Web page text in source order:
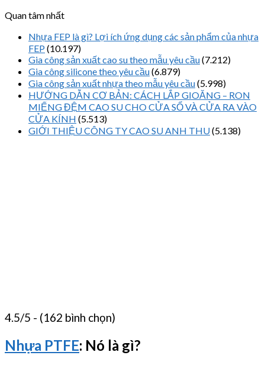
Quan tâm nhất
Nhựa FEP là gì? Lợi ích ứng dụng các sản phẩm của nhựa
FEP (10.197)
Gia công sản xuất cao su theo mẫu yêu cầu(7.212)
Gia công silicone theo yêu cầu(6.879)
Gia công sản xuất nhựa theo mẫu yêu cầu(5.998)
HƯỚNG DẪN CƠ BẢN: CÁCH LẮP GIOĂNG – RON
MIẾNG ĐỆM CAO SU CHO CỬA SỔ VÀ CỬA RA VÀO
CỬA KÍNH (5.513)
GIỚI THIỆU CÔNG TY CAO SU ANH THU(5.138)
4.5/5 - (162 bình chọn)
Nhựa PTFE: Nó là gì?